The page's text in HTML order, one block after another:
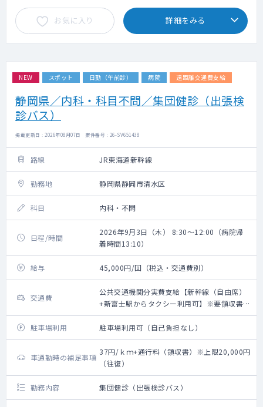
お気に入り 詳細をみる
NEW スポット 日勤（午前診） 病院 遠距離交通費支給
静岡県／内科・科目不問／集団健診（出張検
診バス）
掲載更新日 : 2026年08月07日 案件番号 : 26-SV651438
路線 JR東海道新幹線
勤務地 静岡県静岡市清水区
科目 内科・不問
日程/時間
2026年9月3日（木） 8:30～12:00（病院帰
着時間13:10）
給与 45,000円/回（税込・交通費別）
交通費
公共交通機関分実費支給【新幹線（自由席）
+新富士駅からタクシー利用可】※要領収書・
上限20,000円（往復）
駐車場利用
駐車場利用可（自己負担なし）
車通勤時の補足事項
37円/ｋｍ+通行料（領収書）※上限20,000円
（往復）
勤務内容 集団健診（出張検診バス）